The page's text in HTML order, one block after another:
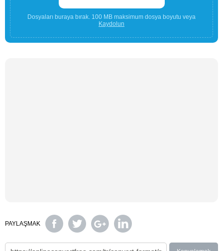
Dosyaları buraya bırak. 100 MB maksimum dosya boyutu veya
Kaydolun
PAYLAŞMAK